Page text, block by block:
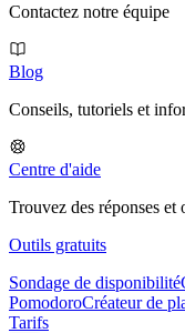
Contactez notre équipe
Blog
Conseils, tutoriels et
Centre d'aide
Trouvez des réponses et
Outils gratuits
Sondage de disponibilité
PomodoroCréateur de
Tarifs